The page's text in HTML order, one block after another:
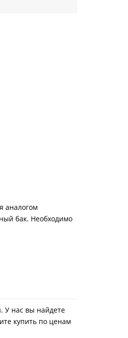
аналогом
бак. Необходимо
У нас вы найдете
купить по ценам